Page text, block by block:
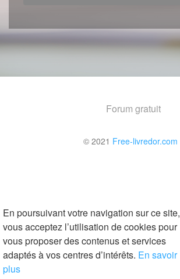
En poursuivant votre navigation sur ce site,
vous acceptez l’utilisation de cookies pour
vous proposer des contenus et services
adaptés à vos centres d’intérêts. En savoir
plus
Forum gratuit
© 2021 Free-livredor.com